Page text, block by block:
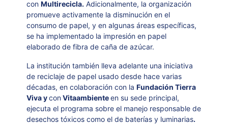
conMultirecicla. Adicionalmente, la organización
promueve activamente la disminución en el
consumo de papel, y en algunas áreas específicas,
se ha implementado la impresión en papel
elaborado de fibra de caña de azúcar.
La institución también lleva adelante una iniciativa
de reciclaje de papel usado desde hace varias
décadas, en colaboración con laFundación Tierra
Viva yconVitaambienteen su sede principal,
ejecuta el programa sobre el manejo responsable de
desechos tóxicos como el de baterías y luminarias.